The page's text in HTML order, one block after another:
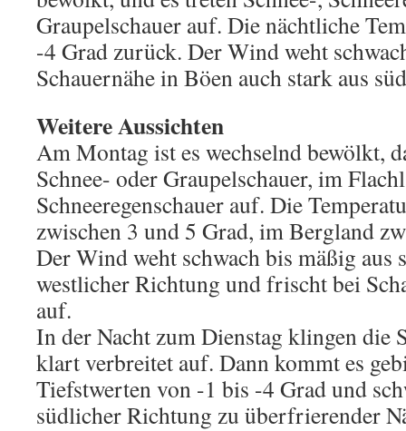
Graupelschauer auf. Die nächtliche
-4 Grad zurück. Der Wind weht
Schauernähe in Böen auch stark aus
Weitere Aussichten
Am Montag ist es wechselnd bewölkt,
Schnee- oder Graupelschauer, im
Schneeregenschauer auf. Die
zwischen 3 und 5 Grad, im Bergland
Der Wind weht schwach bis mäßig aus
westlicher Richtung und frischt bei
auf.
In der Nacht zum Dienstag klingen die
klart verbreitet auf. Dann kommt es
Tiefstwerten von -1 bis -4 Grad und
südlicher Richtung zu überfrierender